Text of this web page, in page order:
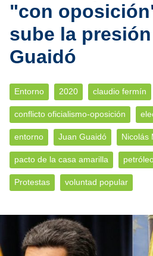
"con
sube la
Guaidó
Entorno 2020 claudio fermín
conflicto oficialismo-oposición
entorno Juan Guaidó Nicolás
pacto de la casa amarilla
Protestas voluntad popular